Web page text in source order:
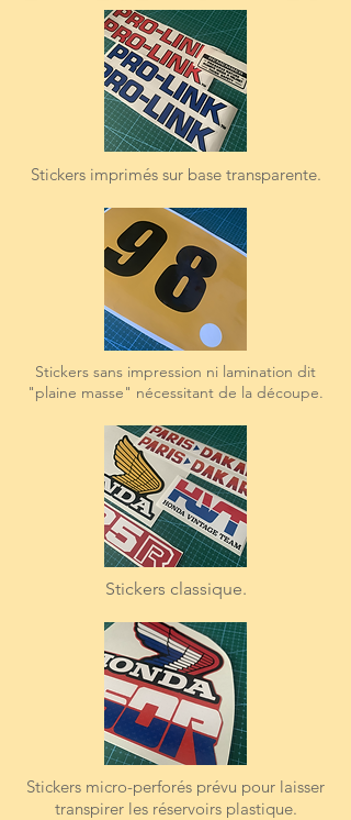
Stickers imprimés sur base transparente.
Stickers sans impression ni lamination dit
"plaine masse" nécessitant de la découpe.
Stickers classique.
Stickers micro-perforés prévu pour laisser
transpirer les réservoirs plastique.